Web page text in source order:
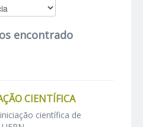
encontrado
CIENTÍFICA
científica de